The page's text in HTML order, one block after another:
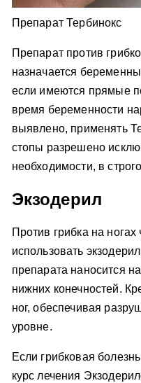
Препарат Тербинокс
Препарат против
назначается
если имеются прямые
время беременности
выявлено, применять
стопы разрешено
необходимости, в
Экзодерил
Против грибка на
использовать
препарата наносится
нижних конечностей.
ног, обеспечивая
уровне.
Если грибковая
курс лечения